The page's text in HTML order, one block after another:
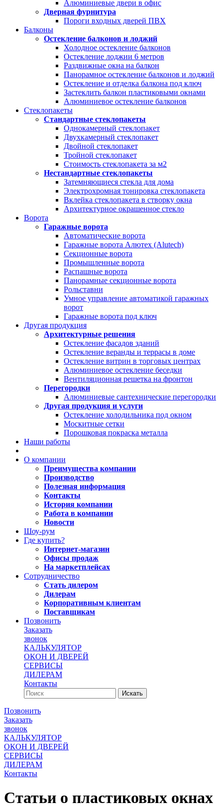
Алюминиевые двери в офис
Дверная фурнитура
Пороги входных дверей ПВХ
Балконы
Остекление балконов и лоджий
Холодное остекление балконов
Остекление лоджии 6 метров
Раздвижные окна на балкон
Панорамное остекление балконов и лоджий
Остекление и отделка балкона под ключ
Застеклить балкон пластиковыми окнами
Алюминиевое остекление балконов
Стеклопакеты
Стандартные стеклопакеты
Однокамерный стеклопакет
Двухкамерный стеклопакет
Двойной стеклопакет
Тройной стеклопакет
Стоимость стеклопакета за м2
Нестандартные стеклопакеты
Затемняющиеся стекла для дома
Электрохромная тонировка стеклопакета
Вклейка стеклопакета в створку окна
Архитектурное окрашенное стекло
Ворота
Гаражные ворота
Автоматические ворота
Гаражные ворота Алютех (Alutech)
Секционные ворота
Промышленные ворота
Распашные ворота
Панорамные секционные ворота
Рольставни
Умное управление автоматикой гаражных
ворот
Гаражные ворота под ключ
Другая продукция
Архитектурные решения
Остекление фасадов зданий
Остекление веранды и террасы в доме
Остекление витрин в торговых центрах
Алюминиевое остекление беседки
Вентиляционная решетка на фронтон
Перегородки
Алюминиевые сантехнические перегородки
Другая продукция и услуги
Остекление холодильника под окном
Москитные сетки
Порошковая покраска металла
Наши работы
О компании
Преимущества компании
Производство
Полезная информация
Контакты
История компании
Работа в компании
Новости
Шоу-рум
Где купить?
Интернет-магазин
Офисы продаж
На маркетплейсах
Сотрудничество
Стать дилером
Дилерам
Корпоративным клиентам
Поставщикам
Позвонить
Заказать
звонок
КАЛЬКУЛЯТОР
ОКОН И ДВЕРЕЙ
СЕРВИСЫ
ДИЛЕРАМ
Контакты
Позвонить
Заказать
звонок
КАЛЬКУЛЯТОР
ОКОН И ДВЕРЕЙ
СЕРВИСЫ
ДИЛЕРАМ
Контакты
Статьи о пластиковых окнах